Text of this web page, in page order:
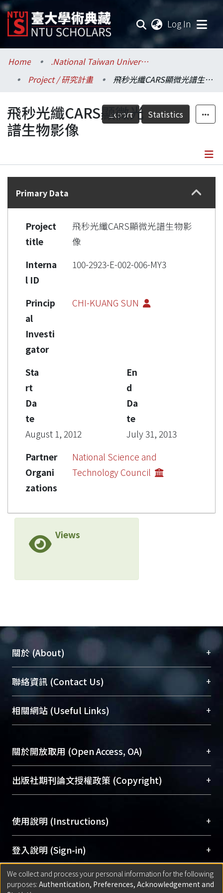
Log In
Communities & Collections
Research Outputs
Fundings & Projects
Researchers
Statistics
Home
.National Taiwan University / 國立臺灣大學
Project / 研究計畫
飛秒光纖CARS顯微光譜生物影像
Export Statistics
飛秒光纖CARS顯微光
譜生物影像
Details
Primary Data
Project
title
飛秒光纖CARS顯微光譜生物影
像
Interna
l ID
100-2923-E-002-006-MY3
Princip
al
Investi
gator
CHI-KUANG SUN
Sta
rt
Da
te
August 1, 2012
En
d
Da
te
July 31, 2013
Partner
Organi
zations
National Science and
Technology Council
Views
關於 (About) +
臺大位居世界頂尖大學之列，為永久珍藏及向國際
展現本校豐碩的研究成果及學術能量，圖書館整合
機構典藏（NTUR）與學術庫（AH）不同功能平
台，成為臺大學術典藏NTU scholars。期能整合研
成果。
To permanently archive and promote researcher
profiles and scholarly works, Library integrates the
services of “NTU Repository” with “Academic
聯絡資訊 (Contact Us) +
總館學科館員(Main Library)
醫學圖書館學科館員(Medical Library)
Sciences Library)
相關網站 (Useful Links) +
關於開放取用 (Open Access, OA) +
開放取用是從使用者角度提升資訊取用性的社會運
動，應用在學術研究上是透過將研究著作公開供使
用逐年攀升。同時可加速研究發展、提升研究影響
Archive）平台。 （點選深入了解OA）
出版社期刊論文授權政策 (Copyright) +
含部分內容的版權非匯入者所有，或由第三方贊
助與合作完成，請確認該版權所有者及第三方同
意提供此授權。
Please represent that the submission is your
original work, and that you have the right to
grant the rights to upload.
使用說明 (Instructions) +
網站簡介(Quickstart Guide)
使用手冊(Instruction Manual)
線上預約服務(Booking Service)
登入說明 (Sign-in) +
方案一：臺灣大學計算機中心帳號登入
匯入著作 (Submission) +
We collect and process your personal information for the following
purposes: Authentication, Preferences, Acknowledgement and